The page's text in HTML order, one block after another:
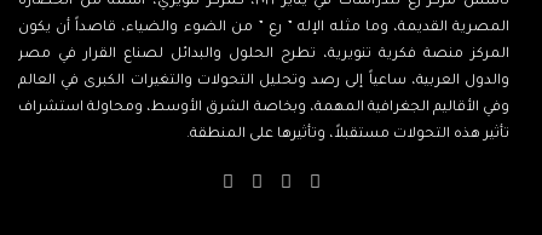
المصرية القديمة، وما مثله الإله ” رع ” من الضوء والضياء، قاصداً أن يكون
المركز منصة فكرية تنويرية، تطرح الحلول والبدائل لصناع القرار في مصر
والدول العربية، ساعياً إلى رصد وتحليل التحولات والتغيرات الكبرى في العالم
وفي الأقاليم الجغرافية المهمة، وبخاصة الشرق الأوسط، ومحاولة استشراف
تأثير هذه التحولات مستقبلاً، وتأثيرها على المنطقة.
فيسبوك
‫X
‫YouTube